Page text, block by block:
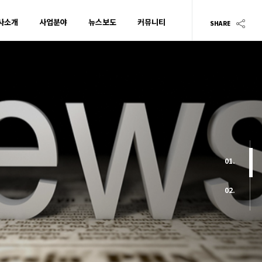
SHARE
소개 사업분야 뉴스보도 커뮤니티
01.
02.